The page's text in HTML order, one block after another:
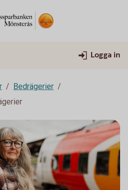
Logga in
Bedrägerier